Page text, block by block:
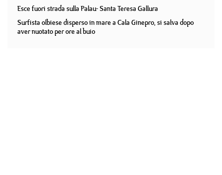
Esce fuori strada sulla Palau- Santa Teresa Gallura
Surfista olbiese disperso in mare a Cala Ginepro, si salva dopo
aver nuotato per ore al buio